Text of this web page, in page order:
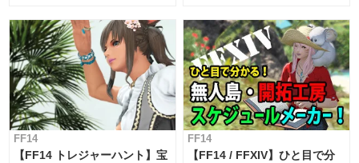
FF14
【FF14 トレジャーハント】宝
FF14
【FF14 / FFXIV】ひと目で分